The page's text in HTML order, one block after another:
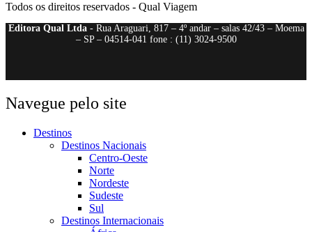
Todos os direitos reservados - Qual Viagem
Editora Qual Ltda- Rua Araguari, 817 – 4º andar – salas 42/43 – Moema
– SP – 04514-041 fone : (11) 3024-9500
Navegue pelo site
Destinos
Destinos Nacionais
Centro-Oeste
Norte
Nordeste
Sudeste
Sul
Destinos Internacionais